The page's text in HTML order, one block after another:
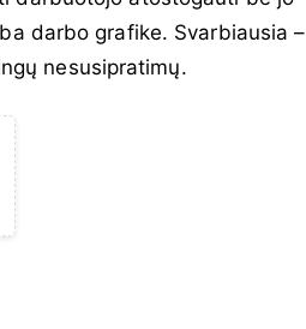
darbo grafike. Svarbiausia –
nesusipratimų.